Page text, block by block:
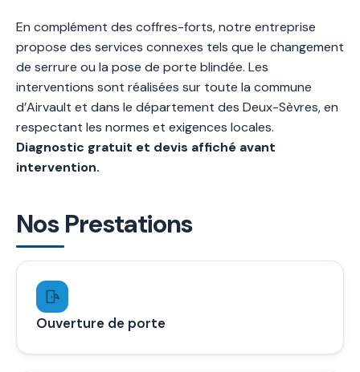
En complément des coffres-forts, notre entreprise
propose des services connexes tels que le changement
de serrure ou la pose de porte blindée. Les
interventions sont réalisées sur toute la commune
d’Airvault et dans le département des Deux-Sèvres, en
respectant les normes et exigences locales.
Diagnostic gratuit et devis affiché avant
intervention.
Nos Prestations
Ouverture de porte